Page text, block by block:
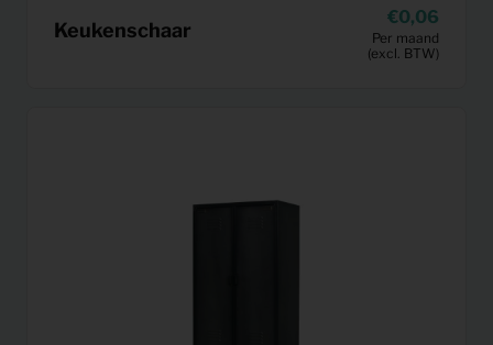
Keukenschaar
0,06
Per maand
(excl. BTW)